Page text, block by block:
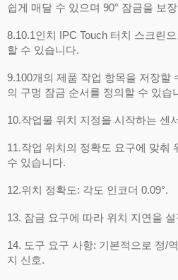
쉽게 매달 수 있으며 90° 잠금을 보
8.10.1인치 IPC Touch 터치 스크린
할 수 있습니다.
9.100개의 제품 작업 항목을 저장할
의 구멍 잠금 순서를 정의할 수 있습
10.작업물 위치 지정을 시작하는 센
11.작업 위치의 정확도 요구에 맞춰
수 있습니다.
12.위치 정확도: 각도 인코더 0.09°.
13. 잠금 요구에 따라 위치 지연을
14. 도구 요구 사항: 기본적으로 정/
지 신호.